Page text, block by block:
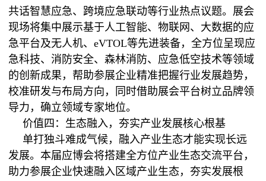
共话智慧应急、跨境应急联动等行业热点议题。展会
现场将集中展示基于人工智能、物联网、大数据的应
急平台及无人机、eVTOL等先进装备，全方位呈现应
急科技、消防安全、森林消防、应急低空技术等领域
的创新成果，帮助参展企业精准把握行业发展趋势，
校准研发与布局方向，同时借助展会平台树立品牌领
导力，确立领域专家地位。
价值四：生态融入，夯实产业发展核心根基
单打独斗难成气候，融入产业生态才能实现长远
发展。本届应博会将搭建全方位产业生态交流平台，
助力参展企业快速融入区域产业生态，夯实发展根